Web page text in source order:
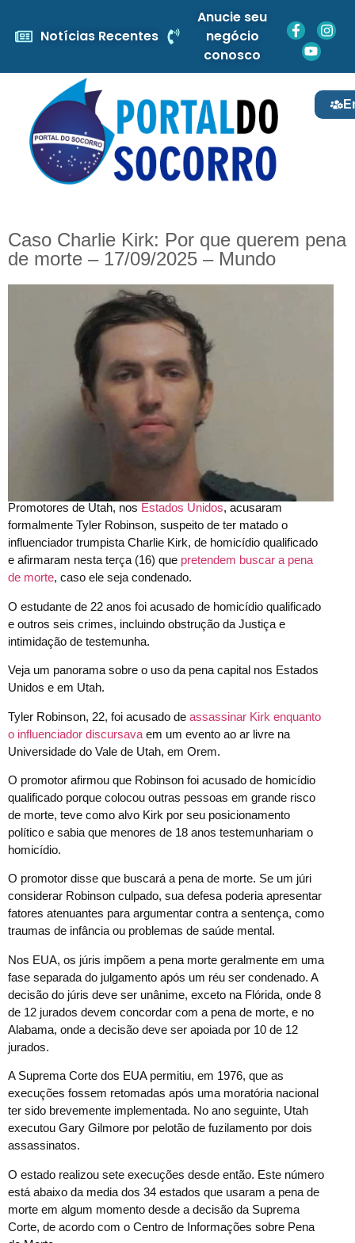
Notícias Recentes
Anucie seu
negócio
conosco
Caso Charlie Kirk: Por que querem pena
de morte – 17/09/2025 – Mundo
Promotores de Utah, nos Estados Unidos, acusaram
formalmente Tyler Robinson, suspeito de ter matado o
influenciador trumpista Charlie Kirk, de homicídio qualificado
e afirmaram nesta terça (16) que pretendem buscar a pena
de morte, caso ele seja condenado.
O estudante de 22 anos foi acusado de homicídio qualificado
e outros seis crimes, incluindo obstrução da Justiça e
intimidação de testemunha.
Veja um panorama sobre o uso da pena capital nos Estados
Unidos e em Utah.
Tyler Robinson, 22, foi acusado de assassinar Kirk enquanto
o influenciador discursava em um evento ao ar livre na
Universidade do Vale de Utah, em Orem.
O promotor afirmou que Robinson foi acusado de homicídio
qualificado porque colocou outras pessoas em grande risco
de morte, teve como alvo Kirk por seu posicionamento
político e sabia que menores de 18 anos testemunhariam o
homicídio.
O promotor disse que buscará a pena de morte. Se um júri
considerar Robinson culpado, sua defesa poderia apresentar
fatores atenuantes para argumentar contra a sentença, como
traumas de infância ou problemas de saúde mental.
Nos EUA, os júris impõem a pena morte geralmente em uma
fase separada do julgamento após um réu ser condenado. A
decisão do júris deve ser unânime, exceto na Flórida, onde 8
de 12 jurados devem concordar com a pena de morte, e no
Alabama, onde a decisão deve ser apoiada por 10 de 12
jurados.
A Suprema Corte dos EUA permitiu, em 1976, que as
execuções fossem retomadas após uma moratória nacional
ter sido brevemente implementada. No ano seguinte, Utah
executou Gary Gilmore por pelotão de fuzilamento por dois
assassinatos.
O estado realizou sete execuções desde então. Este número
está abaixo da media dos 34 estados que usaram a pena de
morte em algum momento desde a decisão da Suprema
Corte, de acordo com o Centro de Informações sobre Pena